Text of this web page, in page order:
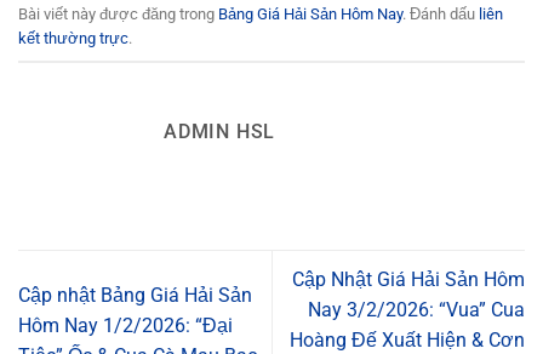
Bài viết này được đăng trong Bảng Giá Hải Sản Hôm Nay. Đánh dấu liên
kết thường trực.
ADMIN HSL
Cập nhật Bảng Giá Hải Sản
Hôm Nay 1/2/2026: “Đại
Cập Nhật Giá Hải Sản Hôm
Nay 3/2/2026: “Vua” Cua
Hoàng Đế Xuất Hiện & Cơn